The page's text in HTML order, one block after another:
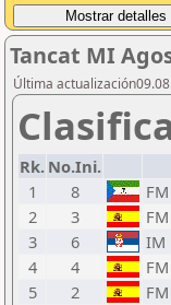
Tancat MI
Última
Rk. No.Ini.
1
8 FM
2
3 FM
3
6 IM
4
4 FM
5
2 FM